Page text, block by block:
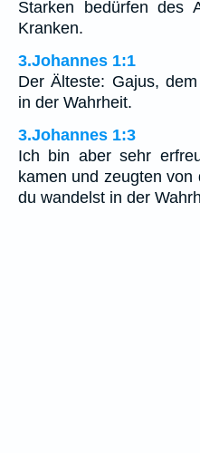
Starken bedürfen des
Kranken.
3.Johannes 1:1
Der Älteste: Gajus,
in der Wahrheit.
3.Johannes 1:3
Ich bin aber sehr
kamen und zeugten von
du wandelst in der